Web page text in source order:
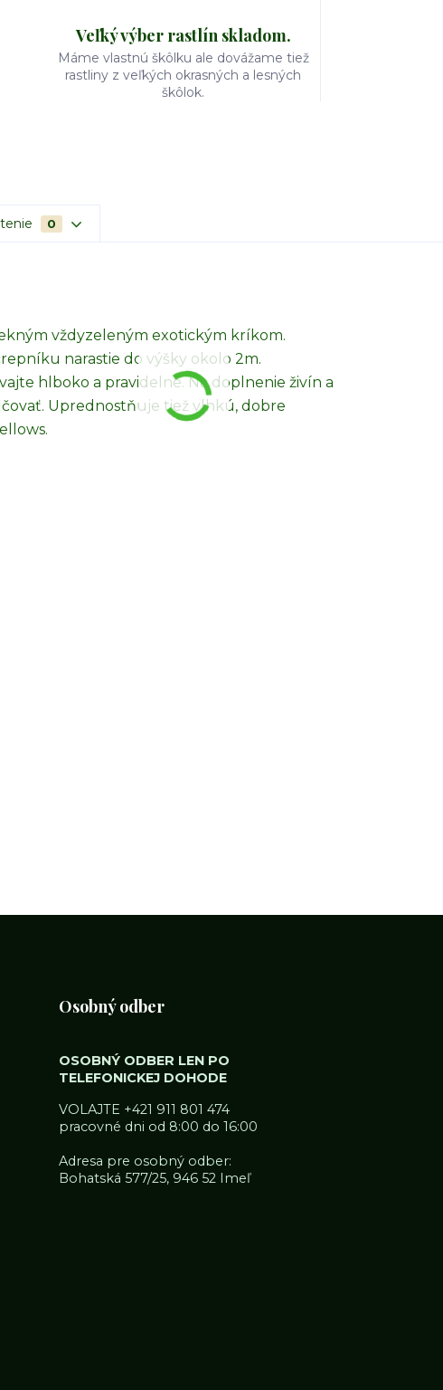
Veľký výber rastlín skladom.
Máme vlastnú škôlku ale dovážame tiež
rastliny z veľkých okrasných a lesných
škôlok.
0
vždyzeleným exotickým kríkom.
narastie do výšky okolo 2m.
hlboko a pravidelne. Na doplnenie živín a
Uprednostňuje tiež vlhkú, dobre
Osobný odber
OSOBNÝ ODBER LEN PO
TELEFONICKEJ DOHODE
VOLAJTE +421 911 801 474
pracovné dni od 8:00 do 16:00
Adresa pre osobný odber:
Bohatská 577/25, 946 52 Imeľ